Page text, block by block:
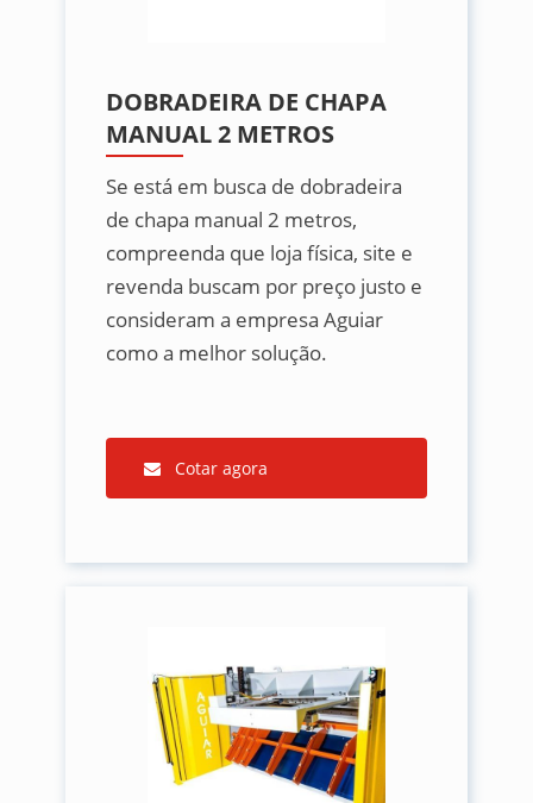
DOBRADEIRA DE CHAPA
MANUAL 2 METROS
Se está em busca de dobradeira
de chapa manual 2 metros,
compreenda que loja física, site e
revenda buscam por preço justo e
consideram a empresa Aguiar
como a melhor solução.
Cotar agora